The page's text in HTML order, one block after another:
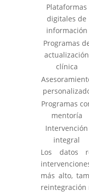
Plataformas
digitales de
información
Programas
actualización
clínica
Programas
mentoría
Intervención
integral
Los datos
más alto,
reintegración